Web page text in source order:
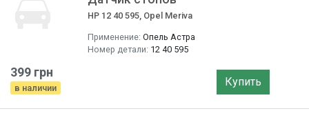
HP 12 40 595, Opel Meriva
Применение: Опель Астра
Номер детали: 12 40 595
399 грн
в наличии Купить